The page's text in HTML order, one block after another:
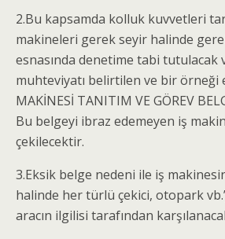
2.Bu kapsamda kolluk kuvvetleri
makineleri gerek seyir halinde
esnasında denetime tabi tutulacak
muhteviyatı belirtilen ve bir örneği
MAKİNESİ TANITIM VE GÖREV
Bu belgeyi ibraz edemeyen iş
çekilecektir.
3.Eksik belge nedeni ile iş
halinde her türlü çekici, otopark
aracın ilgilisi tarafından